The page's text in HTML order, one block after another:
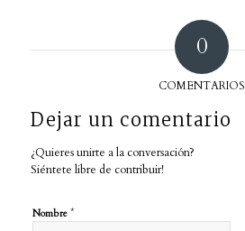
0
COMENTARIOS
Dejar un comentario
¿Quieres unirte a la conversación?
Siéntete libre de contribuir!
Nombre *